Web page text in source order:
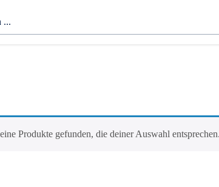
Produkte gefunden, die deiner Auswahl